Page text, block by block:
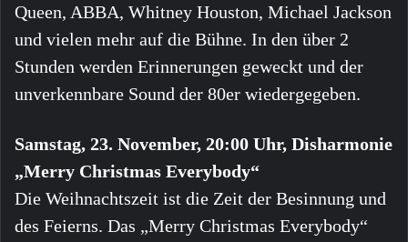
Queen, ABBA, Whitney Houston, Michael Jackson
und vielen mehr auf die Bühne. In den über 2
Stunden werden Erinnerungen geweckt und der
unverkennbare Sound der 80er wiedergegeben.
Samstag, 23. November, 20:00 Uhr, Disharmonie
„Merry Christmas Everybody“
Die Weihnachtszeit ist die Zeit der Besinnung und
des Feierns. Das „Merry Christmas Everybody“